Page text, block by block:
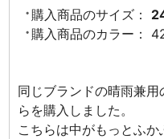
購入商品のサイズ：
購入商品のカラー：
同じブランドの晴雨兼
らを購入しました。
こちらは中がもっとふ